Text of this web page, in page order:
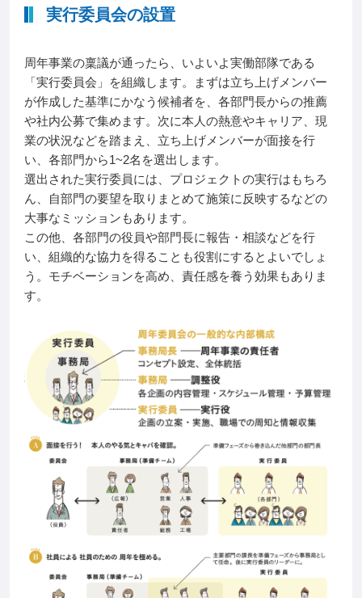
実行委員会の設置
周年事業の稟議が通ったら、いよいよ実働部隊である
「実行委員会」を組織します。まずは立ち上げメンバー
が作成した基準にかなう候補者を、各部門長からの推薦
や社内公募で集めます。次に本人の熱意やキャリア、現
業の状況などを踏まえ、立ち上げメンバーが面接を行
い、各部門から1~2名を選出します。
選出された実行委員には、プロジェクトの実行はもちろ
ん、自部門の要望を取りまとめて施策に反映するなどの
大事なミッションもあります。
この他、各部門の役員や部門長に報告・相談などを行
い、組織的な協力を得ることも役割にするとよいでしょ
う。モチベーションを高め、責任感を養う効果もありま
す。